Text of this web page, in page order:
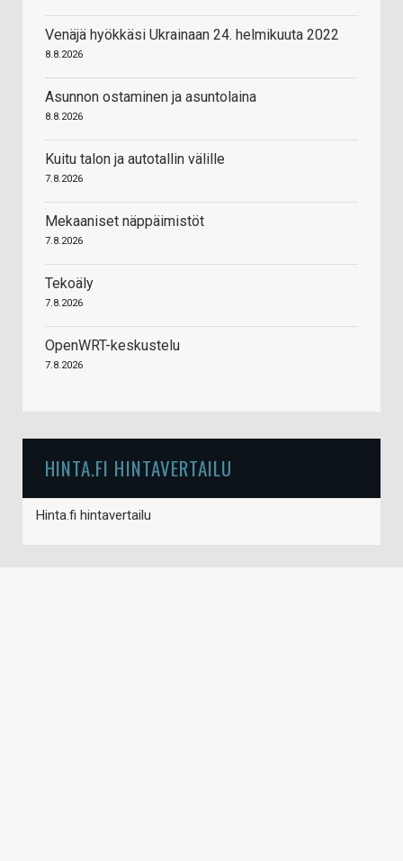
Venäjä hyökkäsi Ukrainaan 24. helmikuuta 2022
8.8.2026
Asunnon ostaminen ja asuntolaina
8.8.2026
Kuitu talon ja autotallin välille
7.8.2026
Mekaaniset näppäimistöt
7.8.2026
Tekoäly
7.8.2026
OpenWRT-keskustelu
7.8.2026
HINTA.FI HINTAVERTAILU
Hinta.fi hintavertailu